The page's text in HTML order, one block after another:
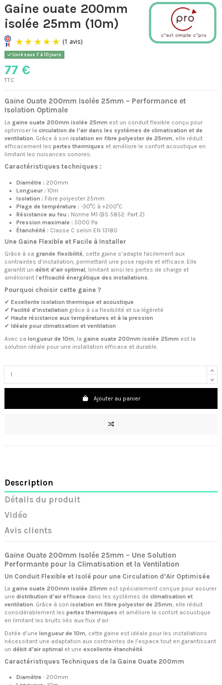
Gaine ouate 200mm
isolée 25mm (10m)
(1 avis)
Livré sous 7 à 10 jours
77 €
TTC
Gaine Ouate 200mm Isolée 25mm – Performance et
Isolation Optimale
La gaine ouate 200mm isolée 25mm est un conduit flexible conçu pour
optimiser la circulation de l’air dans les systèmes de climatisation et de
ventilation . Grâce à son isolation en fibre polyester de 25mm , elle réduit
efficacement les pertes thermiques et améliore le confort acoustique en
limitant les nuisances sonores.
Caractéristiques techniques :
Diamètre : 200mm
Longueur : 10m
Isolation : Fibre polyester 25mm
Plage de température : -30°C à +200°C
Résistance au feu : Norme M1 (BS 5852: Part 2)
Pression maximale : 5000 Pa
Étanchéité : Classe C selon EN 13180
Une Gaine Flexible et Facile à Installer
Grâce à sa grande flexibilité , cette gaine s’adapte facilement aux
contraintes d’installation, permettant une pose rapide et efficace. Elle
garantit un débit d’air optimal , limitant ainsi les pertes de charge et
améliorant l’efficacité énergétique des installations
Pourquoi choisir cette gaine ?
✔ Excellente isolation thermique et acoustique
✔ Facilité d’installation grâce à sa flexibilité et sa légèreté
✔ Haute résistance aux températures et à la pression
✔ Idéale pour climatisation et ventilation
Avec sa longueur de 10m, la gaine ouate 200mm isolée 25mm est la
solution idéale pour une installation efficace et durable.
Ajouter au panier
Description
Détails du produit
Vidéo
Avis clients
Gaine Ouate 200mm Isolée 25mm – Une Solution
Performante pour la Climatisation et la Ventilation
Un Conduit Flexible et Isolé pour une Circulation d’Air Optimisée
La gaine ouate 200mm isolée 25mm est spécialement conçue pour assurer
une distribution d’air efficace dans les systèmes de climatisation et
ventilation. Grâce à son isolation en fibre polyester de 25mm, elle réduit
considérablement les pertes thermiques et améliore le confort acoustique
en limitant les bruits liés aux flux d’air.
Dotée d’une longueur de 10m , cette gaine est idéale pour les installations
nécessitant une adaptation aux contraintes de l’espace tout en garantissant
un débit d’air optimal et une excellente étanchéité
Caractéristiques Techniques de la Gaine Ouate 200mm
Diamètre : 200mm